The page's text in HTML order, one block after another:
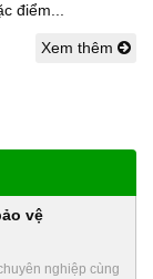
điểm...
Xem thêm
vệ
nghiệp cùng